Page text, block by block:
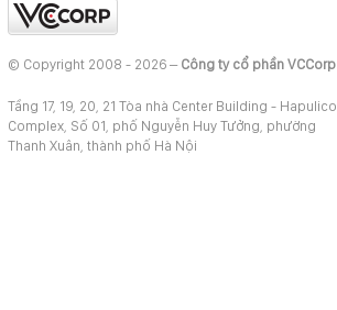
© Copyright 2008 - 2026 – Công ty cổ phần VCCorp
Tầng 17, 19, 20, 21 Tòa nhà Center Building - Hapulico
Complex, Số 01, phố Nguyễn Huy Tưởng, phường
Thanh Xuân, thành phố Hà Nội